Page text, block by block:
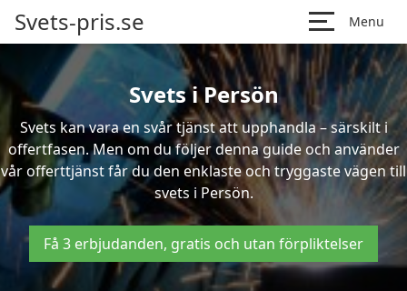
Svets-pris.se Menu
Svets i Persön
Svets kan vara en svår tjänst att upphandla – särskilt i
offertfasen. Men om du följer denna guide och använder
vår offerttjänst får du den enklaste och tryggaste vägen till
svets i Persön.
Få 3 erbjudanden, gratis och utan förpliktelser